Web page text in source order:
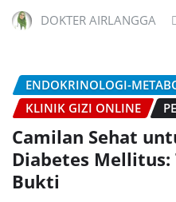
DOKTER AIRLANGGA
ENDOKRINOLOGI-
KLINIK GIZI ONLINE
Camilan Sehat
Diabetes Mellitus:
Bukti